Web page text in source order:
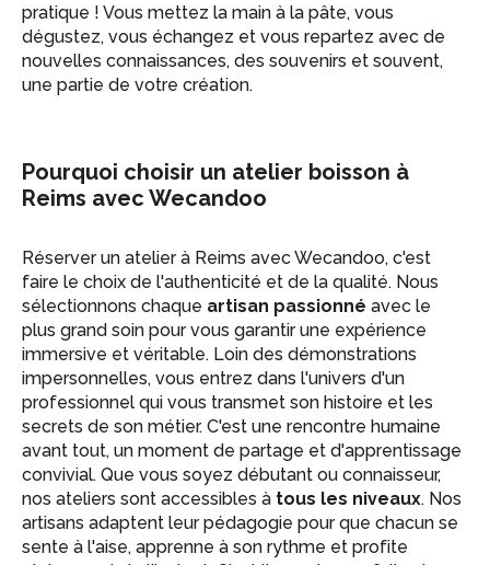
pratique ! Vous mettez la main à la pâte, vous
dégustez, vous échangez et vous repartez avec de
nouvelles connaissances, des souvenirs et souvent,
une partie de votre création.
Pourquoi choisir un atelier boisson à
Reims avec Wecandoo
Réserver un atelier à Reims avec Wecandoo, c'est
faire le choix de l'authenticité et de la qualité. Nous
sélectionnons chaque artisan passionné avec le
plus grand soin pour vous garantir une expérience
immersive et véritable. Loin des démonstrations
impersonnelles, vous entrez dans l'univers d'un
professionnel qui vous transmet son histoire et les
secrets de son métier. C'est une rencontre humaine
avant tout, un moment de partage et d'apprentissage
convivial. Que vous soyez débutant ou connaisseur,
nos ateliers sont accessibles à tous les niveaux. Nos
artisans adaptent leur pédagogie pour que chacun se
sente à l'aise, apprenne à son rythme et profite